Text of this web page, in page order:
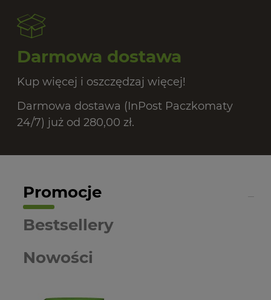
Darmowa dostawa
Kup więcej i oszczędzaj więcej!
Darmowa dostawa (InPost Paczkomaty
24/7) już od 280,00 zł.
Promocje
Nowości
Bestsellery